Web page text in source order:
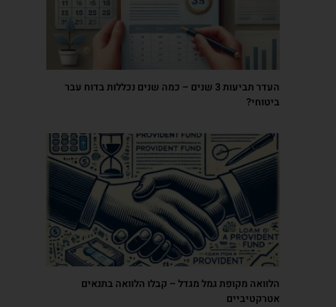
העדר תביעות 3 שנים – כמה שנים נכללות בדוח עבר
ביטוחי?
הלוואה מקופת גמל מגדל – קבלו הלוואה בתנאים
אטרקטיביים